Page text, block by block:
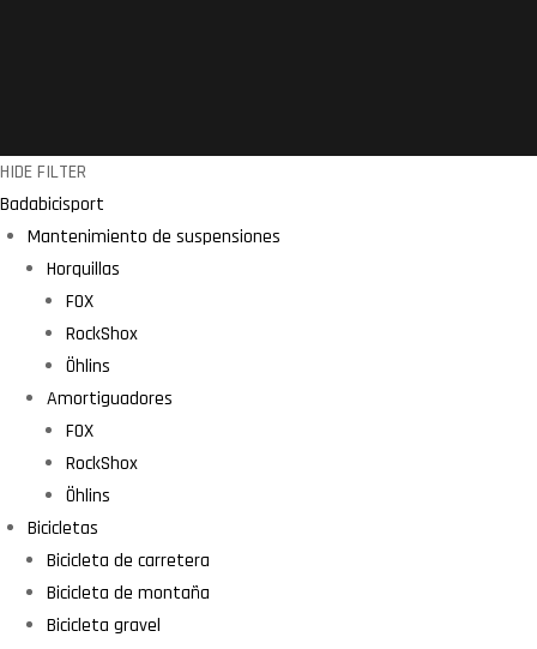
HIDE FILTER
Badabicisport
Mantenimiento de suspensiones
Horquillas
FOX
RockShox
Öhlins
Amortiguadores
FOX
RockShox
Öhlins
Bicicletas
Bicicleta de carretera
Bicicleta de montaña
Bicicleta gravel